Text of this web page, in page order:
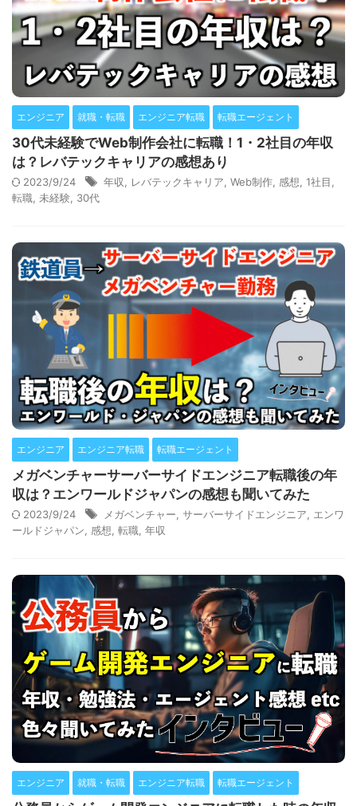
エンジニア 就職・転職 エンジニア転職 転職エージェント
30代未経験でWeb制作会社に転職！1・2社目の年収
は？レバテックキャリアの感想あり
2023/9/24 年収 レバテックキャリア Web制作 感想 1社目
転職
未経験 30代
エンジニア エンジニア転職 転職エージェント
メガベンチャーサーバーサイドエンジニア転職後の年
収は？エンワールドジャパンの感想も聞いてみた
2023/9/24 メガベンチャー サーバーサイドエンジニア
エンワ
ールドジャパン
感想 転職 年収
エンジニア 就職・転職 エンジニア転職 転職エージェント